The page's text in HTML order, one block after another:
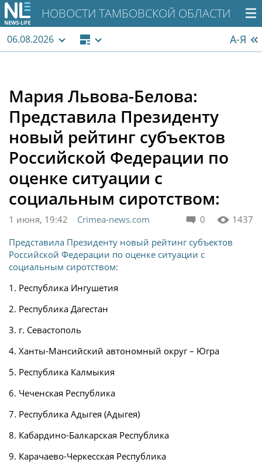
НОВОСТИ ТАМБОВСКОЙ ОБЛАСТИ
06.08.2026 А-Я
Мария Львова-Белова:
Представила Президенту
новый рейтинг субъектов
Российской Федерации по
оценке ситуации с
социальным сиротством:
0 1437
1 июня, 19:42
Crimea-news.com
Представила Президенту новый рейтинг субъектов
Российской Федерации по оценке ситуации с
социальным сиротством:
1. Республика Ингушетия
2. Республика Дагестан
3. г. Севастополь
4. Ханты-Мансийский автономный округ – Югра
5. Республика Калмыкия
6. Чеченская Республика
7. Республика Адыгея (Адыгея)
8. Кабардино-Балкарская Республика
9. Карачаево-Черкесская Республика